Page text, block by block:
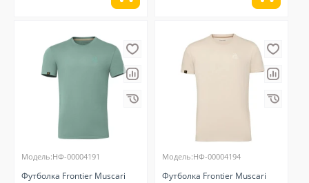
Модель:НФ-00004191
Футболка Frontier Muscari
Модель:НФ-00004194
Футболка Frontier Muscari